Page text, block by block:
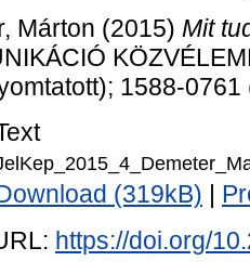
Márton (2015) Mit
1588-
(319kB)
https://doi.org/